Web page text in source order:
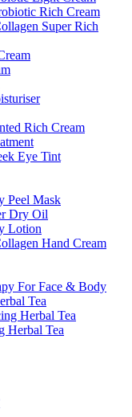
Rich Cream
Super Rich
Rich Cream
Eye Tint
Peel Mask
Dry Oil
Lotion
Hand Cream
For Face & Body
Tea
Herbal Tea
Herbal Tea